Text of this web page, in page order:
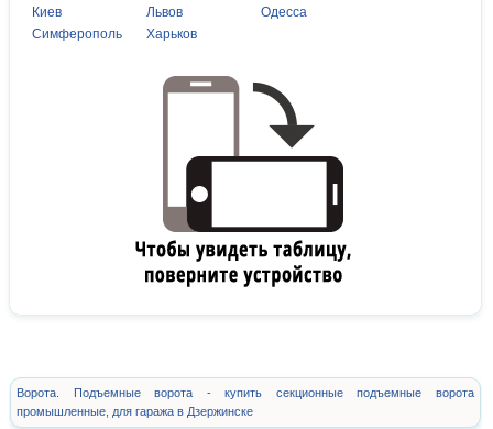
Киев
Львов
Одесса
Симферополь
Харьков
Ворота. Подъемные ворота - купить секционные подъемные ворота
промышленные, для гаража в Дзержинске